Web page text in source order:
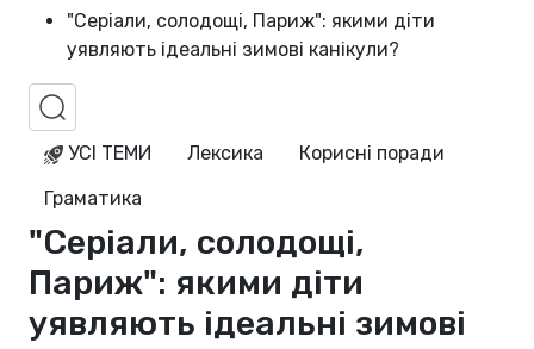
"Серіали, солодощі, Париж": якими діти
уявляють ідеальні зимові канікули?
УСІ ТЕМИ Лексика
Корисні поради
Граматика
"Серіали, солодощі,
Париж": якими діти
уявляють ідеальні зимові